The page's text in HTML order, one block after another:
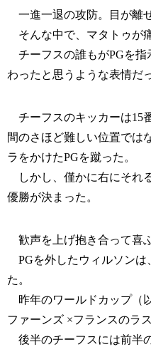
一進一退の攻防。目が離
そんな中で、マタトゥが
チーフスの誰もがPGを指
わったと思うような表情だ
チーフスのキッカーは15
間のさほど難しい位置では
ラをかけたPGを蹴った。
しかし、僅かに右にそれ
優勝が決まった。
歓声を上げ抱き合って喜
PGを外したウィルソンは
た。
昨年のワールドカップ（
ファーンズ ×フランスのラ
後半のチーフスには前半